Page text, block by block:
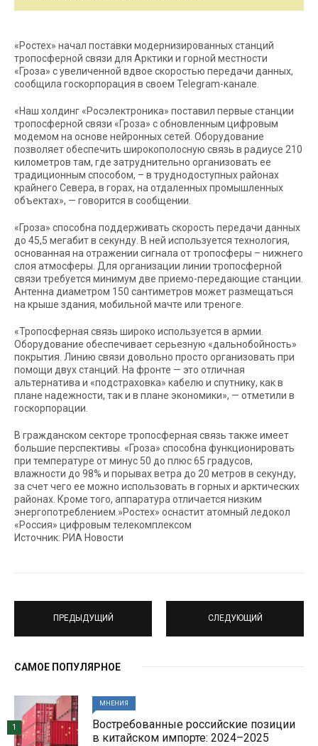
«Ростех» начал поставки модернизированных станций
тропосферной связи для Арктики и горной местности
«Гроза» с увеличенной вдвое скоростью передачи данных,
сообщила госкорпорация в своем Telegram-канале.
«Наш холдинг «Росэлектроника» поставил первые станции
тропосферной связи «Гроза» с обновленным цифровым
модемом на основе нейронных сетей. Оборудование
позволяет обеспечить широкополосную связь в радиусе 210
километров там, где затруднительно организовать ее
традиционным способом, – в труднодоступных районах
крайнего Севера, в горах, на отдаленных промышленных
объектах», — говорится в сообщении.
«Гроза» способна поддерживать скорость передачи данных
до 45,5 мегабит в секунду. В ней используется технология,
основанная на отражении сигнала от тропосферы – нижнего
слоя атмосферы. Для организации линии тропосферной
связи требуется минимум две приемо-передающие станции.
Антенна диаметром 150 сантиметров может размещаться
на крыше здания, мобильной мачте или треноге.
«Тропосферная связь широко используется в армии.
Оборудование обеспечивает серьезную «дальнобойность»
покрытия. Линию связи довольно просто организовать при
помощи двух станций. На фронте — это отличная
альтернатива и «подстраховка» кабелю и спутнику, как в
плане надежности, так и в плане экономики», — отметили в
госкорпорации.
В гражданском секторе тропосферная связь также имеет
большие перспективы. «Гроза» способна функционировать
при температуре от минус 50 до плюс 65 градусов,
влажности до 98% и порывах ветра до 20 метров в секунду,
за счет чего ее можно использовать в горных и арктических
районах. Кроме того, аппаратура отличается низким
энергопотреблением.»Ростех» оснастит атомный ледокол
«Россия» цифровым телекомплексом
Источник: РИА Новости
ПРЕДЫДУЩИЙ СЛЕДУЮЩИЙ
САМОЕ ПОПУЛЯРНОЕ
МНЕНИЯ
Востребованные российские позиции
в китайском импорте: 2024–2025
1